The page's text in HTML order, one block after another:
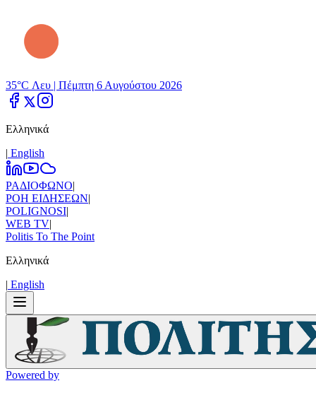
35°C Λευ | Πέμπτη 6 Αυγούστου 2026
Ελληνικά
| Εnglish
ΡΑΔΙΟΦΩΝΟ|
ΡΟΗ ΕΙΔΗΣΕΩΝ|
POLIGNOSI|
WEB TV|
Politis To The Point
Ελληνικά
| Εnglish
Powered by